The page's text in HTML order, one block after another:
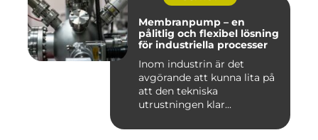
Membranpump – en
pålitlig och flexibel lösning
för industriella processer
Inom industrin är det
avgörande att kunna lita på
att den tekniska
utrustningen klar...